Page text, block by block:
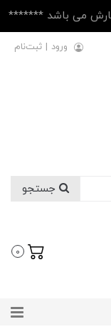
می باشد *******
ورود | ثبت‌نام
0